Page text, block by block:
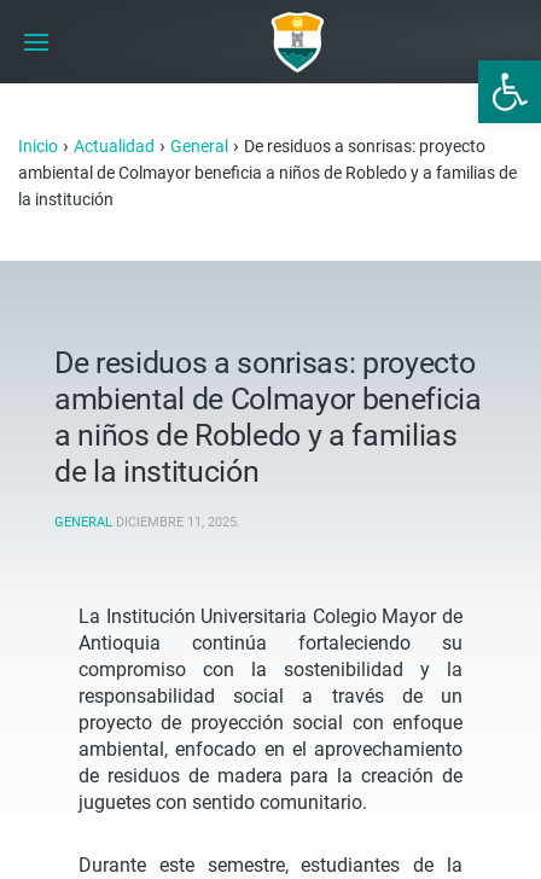
Abrir
Inicio › Actualidad › General › De residuos a sonrisas: proyecto
ambiental de Colmayor beneficia a niños de Robledo y a familias de
la institución
De residuos a sonrisas: proyecto
ambiental de Colmayor beneficia
a niños de Robledo y a familias
de la institución
GENERAL DICIEMBRE 11, 2025.
La Institución Universitaria Colegio Mayor de
Antioquia continúa fortaleciendo su
compromiso con la sostenibilidad y la
responsabilidad social a través de un
proyecto de proyección social con enfoque
ambiental, enfocado en el aprovechamiento
de residuos de madera para la creación de
juguetes con sentido comunitario.
Durante este semestre, estudiantes de la